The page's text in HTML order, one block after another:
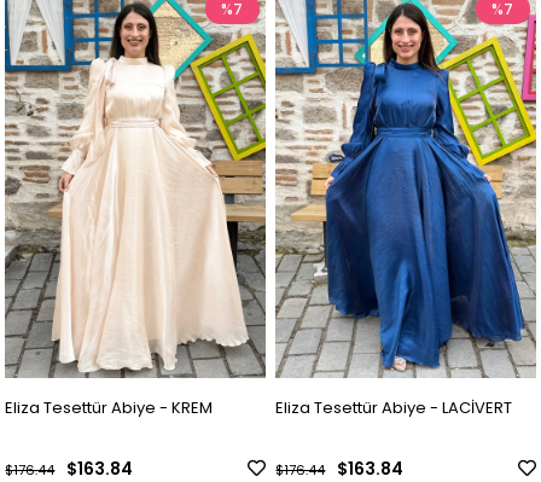
Eliza Tesettür Abiye - KREM
$163.84
$176.44
%7
Eliza Tesettür Abiye - LACİVERT
$163.84
$176.44
%7